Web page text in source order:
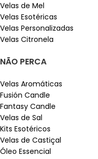
Velas de Mel
Velas Esotéricas
Velas Personalizadas
Velas Citronela
NÃO PERCA
Velas Aromáticas
Fusión Candle
Fantasy Candle
Velas de Sal
Kits Esotéricos
Velas de Castiçal
Óleo Essencial